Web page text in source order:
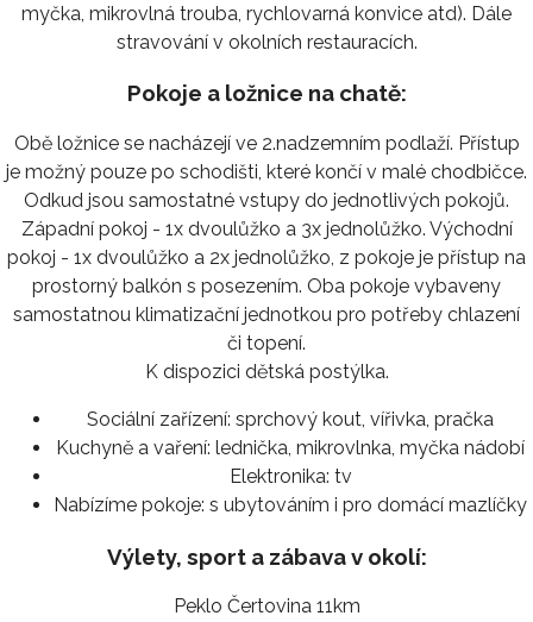
myčka, mikrovlná trouba, rychlovarná konvice atd). Dále
stravování v okolních restauracích.
Pokoje a ložnice na chatě:
Obě ložnice se nacházejí ve 2.nadzemním podlaží. Přístup
je možný pouze po schodišti, které končí v malé chodbičce.
Odkud jsou samostatné vstupy do jednotlivých pokojů.
Západní pokoj - 1x dvoulůžko a 3x jednolůžko. Východní
pokoj - 1x dvoulůžko a 2x jednolůžko, z pokoje je přístup na
prostorný balkón s posezením. Oba pokoje vybaveny
samostatnou klimatizační jednotkou pro potřeby chlazení
či topení.
K dispozici dětská postýlka.
Sociální zařízení: sprchový kout, vířivka, pračka
Kuchyně a vaření: lednička, mikrovlnka, myčka nádobí
Elektronika: tv
Nabízíme pokoje: s ubytováním i pro domácí mazlíčky
Výlety, sport a zábava v okolí:
Peklo Čertovina 11km